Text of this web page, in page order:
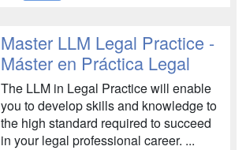
Master LLM Legal Practice -
Máster en Práctica Legal
The LLM in Legal Practice will enable
you to develop skills and knowledge to
the high standard required to succeed
in your legal professional career. ...